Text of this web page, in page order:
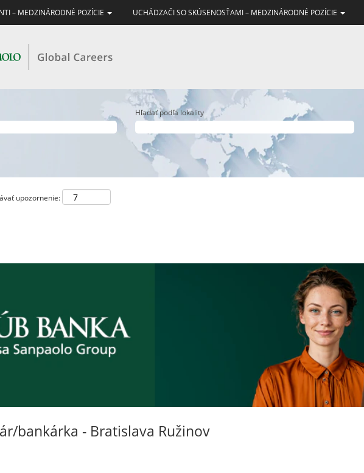
– MEDZINÁRODNÉ POZÍCIE UCHÁDZAČI SO SKÚSENOSŤAMI – MEDZINÁRODNÉ POZÍCIE
Hľadať podľa lokality
upozornenie:
bankárka - Bratislava Ružinov